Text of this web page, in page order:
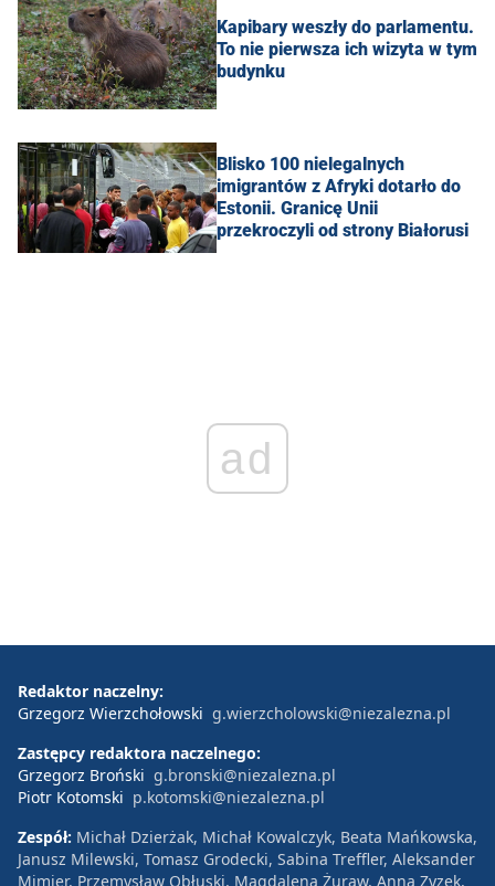
Kapibary weszły do parlamentu.
To nie pierwsza ich wizyta w tym
budynku
Blisko 100 nielegalnych
imigrantów z Afryki dotarło do
Estonii. Granicę Unii
przekroczyli od strony Białorusi
ad
Redaktor naczelny:
Grzegorz Wierzchołowski g.wierzcholowski@niezalezna.pl
Zastępcy redaktora naczelnego:
Grzegorz Broński g.bronski@niezalezna.pl
Piotr Kotomski p.kotomski@niezalezna.pl
Zespół: Michał Dzierżak, Michał Kowalczyk, Beata Mańkowska,
Janusz Milewski, Tomasz Grodecki, Sabina Treffler, Aleksander
Mimier, Przemysław Obłuski, Magdalena Żuraw, Anna Zyzek,